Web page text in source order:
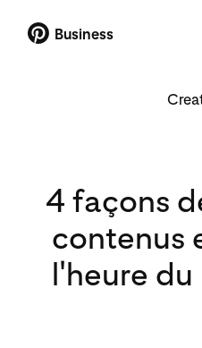
Business
4 façons
contenus
l'heure